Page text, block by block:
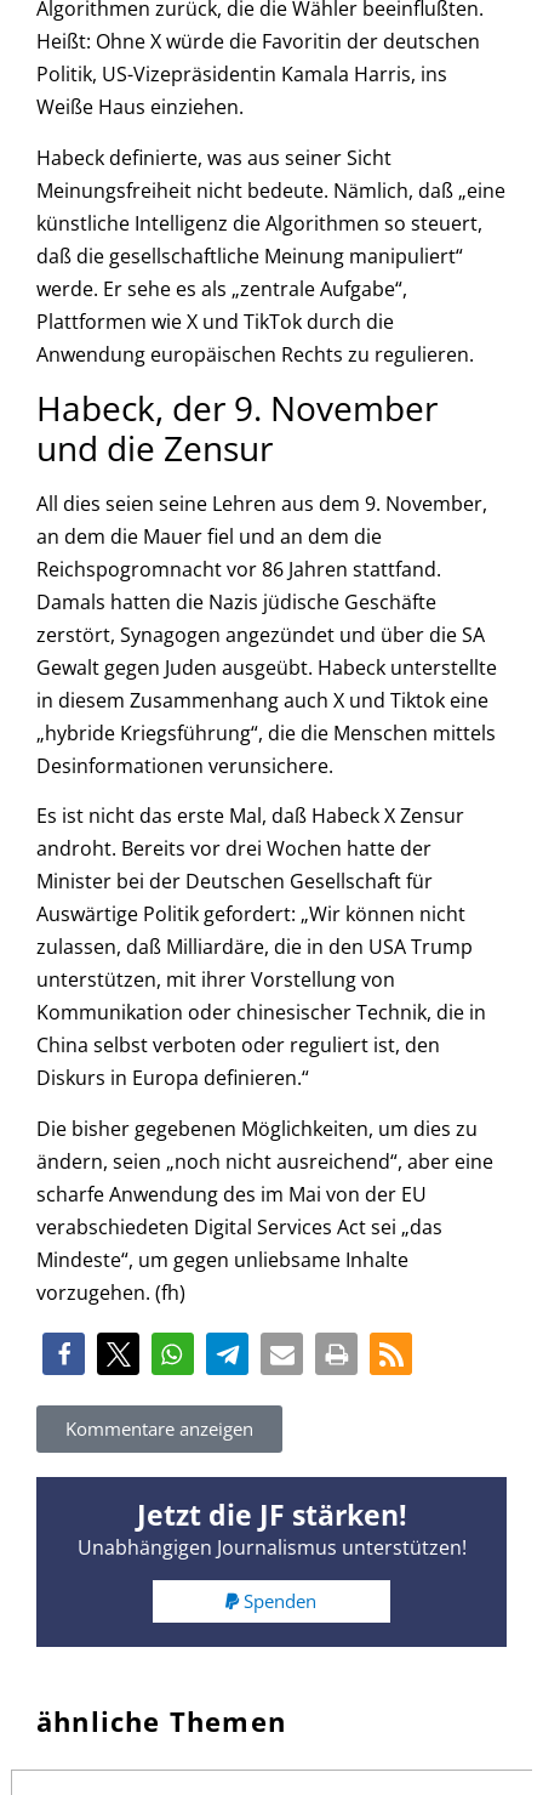
Algorithmen zurück, die die Wähler beeinflußten.
Heißt: Ohne X würde die Favoritin der deutschen
Politik, US-Vizepräsidentin Kamala Harris, ins
Weiße Haus einziehen.
Habeck definierte, was aus seiner Sicht
Meinungsfreiheit nicht bedeute. Nämlich, daß „eine
künstliche Intelligenz die Algorithmen so steuert,
daß die gesellschaftliche Meinung manipuliert“
werde. Er sehe es als „zentrale Aufgabe“,
Plattformen wie X und TikTok durch die
Anwendung europäischen Rechts zu regulieren.
Habeck, der 9. November
und die Zensur
All dies seien seine Lehren aus dem 9. November,
an dem die Mauer fiel und an dem die
Reichspogromnacht vor 86 Jahren stattfand.
Damals hatten die Nazis jüdische Geschäfte
zerstört, Synagogen angezündet und über die SA
Gewalt gegen Juden ausgeübt. Habeck unterstellte
in diesem Zusammenhang auch X und Tiktok eine
„hybride Kriegsführung“, die die Menschen mittels
Desinformationen verunsichere.
Es ist nicht das erste Mal, daß Habeck X Zensur
androht. Bereits vor drei Wochen hatte der
Minister bei der Deutschen Gesellschaft für
Auswärtige Politik gefordert: „Wir können nicht
zulassen, daß Milliardäre, die in den USA Trump
unterstützen, mit ihrer Vorstellung von
Kommunikation oder chinesischer Technik, die in
China selbst verboten oder reguliert ist, den
Diskurs in Europa definieren.“
Die bisher gegebenen Möglichkeiten, um dies zu
ändern, seien „noch nicht ausreichend“, aber eine
scharfe Anwendung des im Mai von der EU
verabschiedeten Digital Services Act sei „das
Mindeste“, um gegen unliebsame Inhalte
vorzugehen. (fh)
Kommentare anzeigen
Jetzt die JF stärken!
Unabhängigen Journalismus unterstützen!
Spenden
ähnliche Themen